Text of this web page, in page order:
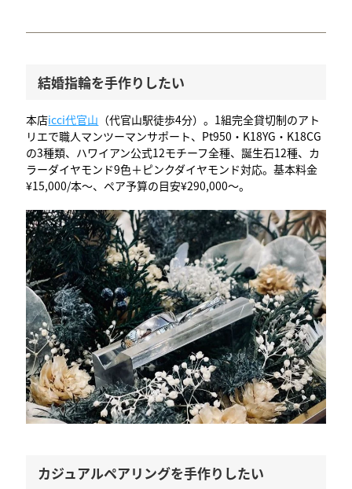
結婚指輪を手作りしたい
本店icci代官山 （代官山駅徒歩4分）。1組完全貸切制のアト
リエで職人マンツーマンサポート、Pt950・K18YG・K18CG
の3種類、ハワイアン公式12モチーフ全種、誕生石12種、カ
ラーダイヤモンド9色＋ピンクダイヤモンド対応。基本料金
¥15,000/本〜、ペア予算の目安¥290,000〜。
カジュアルペアリングを手作りしたい